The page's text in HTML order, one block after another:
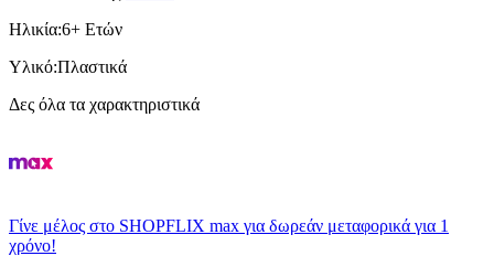
Ηλικία:6+ Ετών
Υλικό:Πλαστικά
Δες όλα τα χαρακτηριστικά
Γίνε μέλος στο SHOPFLIX max για δωρεάν μεταφορικά για 1
χρόνο!